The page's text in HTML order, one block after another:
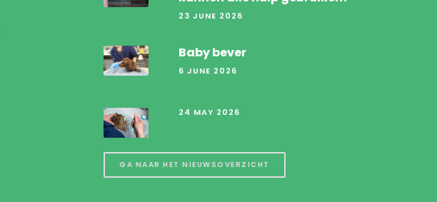
23 JUNE 2026
Baby bever
6 JUNE 2026
24 MAY 2026
GA NAAR HET NIEUWSOVERZICHT